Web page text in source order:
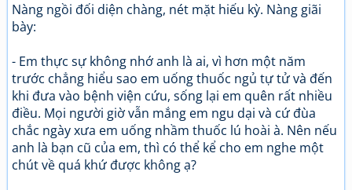
Nàng ngồi đối diện chàng, nét mặt hiếu kỳ. Nàng giãi
bày:
- Em thực sự không nhớ anh là ai, vì hơn một năm
trước chẳng hiểu sao em uống thuốc ngủ tự tử và đến
khi đưa vào bệnh viện cứu, sống lại em quên rất nhiều
điều. Mọi người giờ vẫn mắng em ngu dại và cứ đùa
chắc ngày xưa em uống nhầm thuốc lú hoài à. Nên nếu
anh là bạn cũ của em, thì có thể kể cho em nghe một
chút về quá khứ được không ạ?